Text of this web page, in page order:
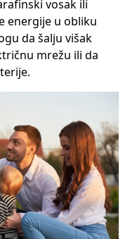
vosak ili
energije u obliku
da šalju višak
mrežu ili da